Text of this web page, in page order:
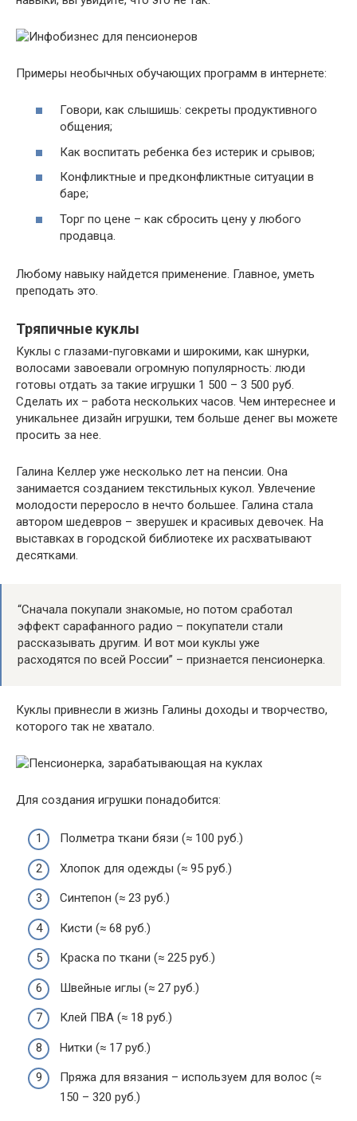
Примеры необычных обучающих программ в интернете:
Говори, как слышишь: секреты продуктивного
общения;
Как воспитать ребенка без истерик и срывов;
Конфликтные и предконфликтные ситуации в
баре;
Торг по цене – как сбросить цену у любого
продавца.
Любому навыку найдется применение. Главное, уметь
преподать это.
Тряпичные куклы
Куклы с глазами-пуговками и широкими, как шнурки,
волосами завоевали огромную популярность: люди
готовы отдать за такие игрушки 1 500 – 3 500 руб.
Сделать их – работа нескольких часов. Чем интереснее и
уникальнее дизайн игрушки, тем больше денег вы можете
просить за нее.
Галина Келлер уже несколько лет на пенсии. Она
занимается созданием текстильных кукол. Увлечение
молодости переросло в нечто большее. Галина стала
автором шедевров – зверушек и красивых девочек. На
выставках в городской библиотеке их расхватывают
десятками.
“Сначала покупали знакомые, но потом сработал
эффект сарафанного радио – покупатели стали
рассказывать другим. И вот мои куклы уже
расходятся по всей России” – признается пенсионерка.
Куклы привнесли в жизнь Галины доходы и творчество,
которого так не хватало.
Для создания игрушки понадобится:
Полметра ткани бязи (≈ 100 руб.)
Хлопок для одежды (≈ 95 руб.)
Синтепон (≈ 23 руб.)
Кисти (≈ 68 руб.)
Краска по ткани (≈ 225 руб.)
Швейные иглы (≈ 27 руб.)
Клей ПВА (≈ 18 руб.)
Нитки (≈ 17 руб.)
Пряжа для вязания – используем для волос (≈
150 – 320 руб.)